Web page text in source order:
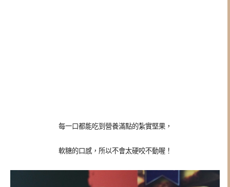
每一口都能吃到營養滿點的紮實堅果，
軟糖的口感，所以不會太硬咬不動喔！